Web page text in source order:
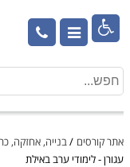

אתר קורסים /בנייה, אחזקה,
עגורן - לימודי ערב באילת